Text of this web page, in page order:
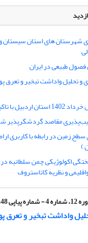
شهرستان های استان سیستان
فصول طبیعی در ایران
و تحلیل واداشت تبخیر و
بر الگوهای سینوپتیکی
مقاصد گردشگرپذیر
زمین در رابطه با کاربری
)
اکولوژیکی چمن سلطانیه
و نظریه کاتاستروف
پیاپی 48، زمستان 1404
واداشت تبخیر و